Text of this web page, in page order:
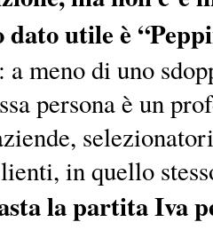
utile è
a meno di uno
persona è un
in quello
la partita Iva